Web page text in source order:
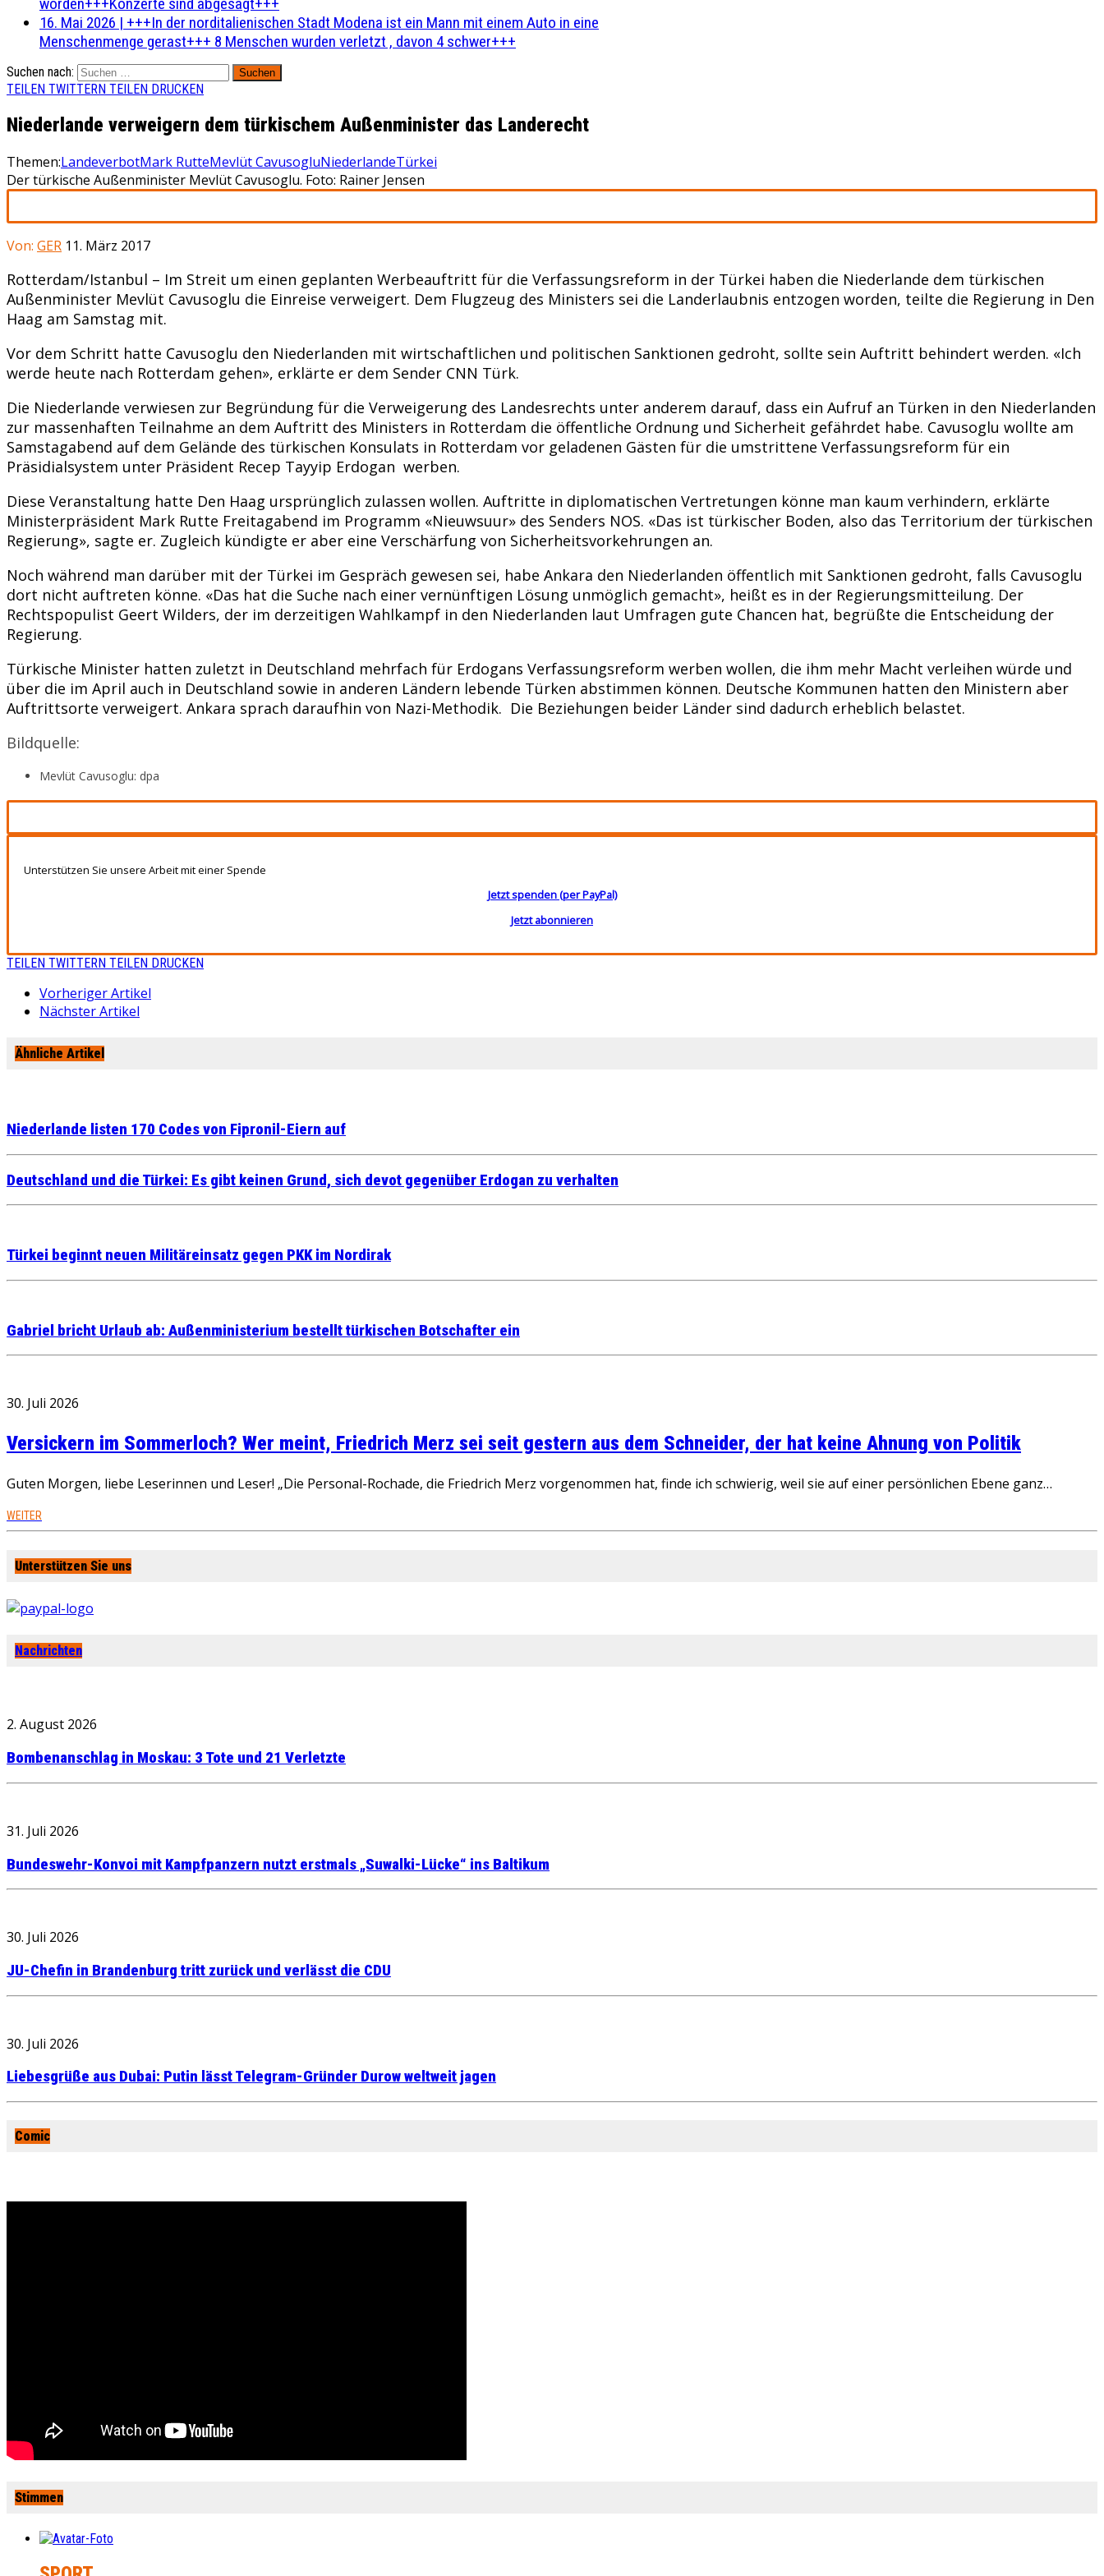
16. Mai 2026 | +++In der norditalienischen Stadt Modena ist ein Mann mit einem Auto in eine
Menschenmenge gerast+++ 8 Menschen wurden verletzt , davon 4 schwer+++
Suchen nach:
TEILEN TWITTERN TEILEN DRUCKEN
Niederlande verweigern dem türkischem Außenminister das Landerecht
Themen:LandeverbotMark RutteMevlüt CavusogluNiederlandeTürkei
Der türkische Außenminister Mevlüt Cavusoglu. Foto: Rainer Jensen
Von: GER 11. März 2017
Rotterdam/Istanbul – Im Streit um einen geplanten Werbeauftritt für die Verfassungsreform in der Türkei haben die Niederlande dem türkischen
Außenminister Mevlüt Cavusoglu die Einreise verweigert. Dem Flugzeug des Ministers sei die Landerlaubnis entzogen worden, teilte die Regierung in Den
Haag am Samstag mit.
Vor dem Schritt hatte Cavusoglu den Niederlanden mit wirtschaftlichen und politischen Sanktionen gedroht, sollte sein Auftritt behindert werden. «Ich
werde heute nach Rotterdam gehen», erklärte er dem Sender CNN Türk.
Die Niederlande verwiesen zur Begründung für die Verweigerung des Landesrechts unter anderem darauf, dass ein Aufruf an Türken in den Niederlanden
zur massenhaften Teilnahme an dem Auftritt des Ministers in Rotterdam die öffentliche Ordnung und Sicherheit gefährdet habe. Cavusoglu wollte am
Samstagabend auf dem Gelände des türkischen Konsulats in Rotterdam vor geladenen Gästen für die umstrittene Verfassungsreform für ein
Präsidialsystem unter Präsident Recep Tayyip Erdogan werben.
Diese Veranstaltung hatte Den Haag ursprünglich zulassen wollen. Auftritte in diplomatischen Vertretungen könne man kaum verhindern, erklärte
Ministerpräsident Mark Rutte Freitagabend im Programm «Nieuwsuur» des Senders NOS. «Das ist türkischer Boden, also das Territorium der türkischen
Regierung», sagte er. Zugleich kündigte er aber eine Verschärfung von Sicherheitsvorkehrungen an.
Noch während man darüber mit der Türkei im Gespräch gewesen sei, habe Ankara den Niederlanden öffentlich mit Sanktionen gedroht, falls Cavusoglu
dort nicht auftreten könne. «Das hat die Suche nach einer vernünftigen Lösung unmöglich gemacht», heißt es in der Regierungsmitteilung. Der
Rechtspopulist Geert Wilders, der im derzeitigen Wahlkampf in den Niederlanden laut Umfragen gute Chancen hat, begrüßte die Entscheidung der
Regierung.
Türkische Minister hatten zuletzt in Deutschland mehrfach für Erdogans Verfassungsreform werben wollen, die ihm mehr Macht verleihen würde und
über die im April auch in Deutschland sowie in anderen Ländern lebende Türken abstimmen können. Deutsche Kommunen hatten den Ministern aber
Auftrittsorte verweigert. Ankara sprach daraufhin von Nazi-Methodik. Die Beziehungen beider Länder sind dadurch erheblich belastet.
Bildquelle:
Mevlüt Cavusoglu: dpa
Unterstützen Sie unsere Arbeit mit einer Spende
Jetzt spenden (per PayPal)
Jetzt abonnieren
TEILEN TWITTERN TEILEN DRUCKEN
Vorheriger Artikel
Nächster Artikel
Ähnliche Artikel
Niederlande listen 170 Codes von Fipronil-Eiern auf
Deutschland und die Türkei: Es gibt keinen Grund, sich devot gegenüber Erdogan zu verhalten
Türkei beginnt neuen Militäreinsatz gegen PKK im Nordirak
Gabriel bricht Urlaub ab: Außenministerium bestellt türkischen Botschafter ein
30. Juli 2026
Versickern im Sommerloch? Wer meint, Friedrich Merz sei seit gestern aus dem Schneider, der hat keine Ahnung von Politik
Guten Morgen, liebe Leserinnen und Leser! „Die Personal-Rochade, die Friedrich Merz vorgenommen hat, finde ich schwierig, weil sie auf einer persönlichen Ebene ganz…
WEITER
Unterstützen Sie uns
Nachrichten
2. August 2026
Bombenanschlag in Moskau: 3 Tote und 21 Verletzte
31. Juli 2026
Bundeswehr-Konvoi mit Kampfpanzern nutzt erstmals „Suwalki-Lücke“ ins Baltikum
30. Juli 2026
JU-Chefin in Brandenburg tritt zurück und verlässt die CDU
30. Juli 2026
Liebesgrüße aus Dubai: Putin lässt Telegram-Gründer Durow weltweit jagen
Comic
Stimmen